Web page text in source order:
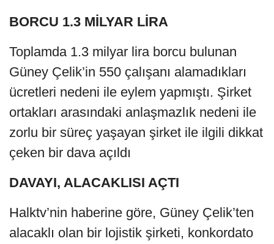
BORCU 1.3 MİLYAR LİRA
Toplamda 1.3 milyar lira borcu bulunan
Güney Çelik’in 550 çalışanı alamadıkları
ücretleri nedeni ile eylem yapmıştı. Şirket
ortakları arasındaki anlaşmazlık nedeni ile
zorlu bir süreç yaşayan şirket ile ilgili dikkat
çeken bir dava açıldı
DAVAYI, ALACAKLISI AÇTI
Halktv’nin haberine göre, Güney Çelik’ten
alacaklı olan bir lojistik şirketi, konkordato